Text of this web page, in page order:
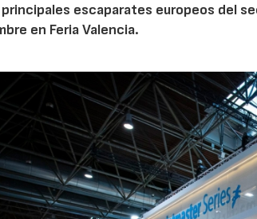
escaparates europeos del
en Feria Valencia.